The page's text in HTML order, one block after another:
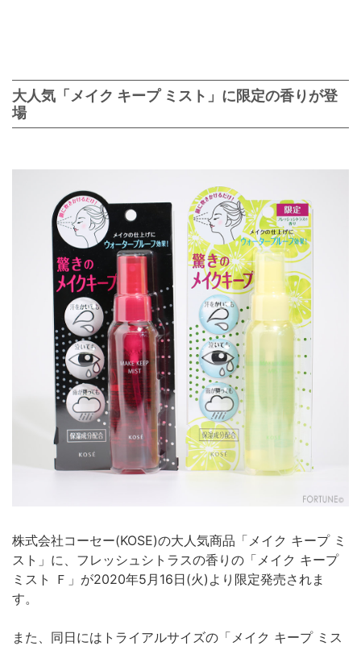
大人気「メイク キープ ミスト」に限定の香りが登
場
株式会社コーセー(KOSE)の大人気商品「メイク キープ ミ
スト」に、フレッシュシトラスの香りの「メイク キープ
ミスト Ｆ」が2020年5月16日(火)より限定発売されま
す。
また、同日にはトライアルサイズの「メイク キープ ミス